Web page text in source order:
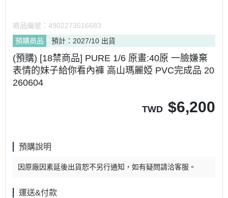
商品編號： 4902273516683
預購商品
預計：2027/10 出貨
(預購) [18禁商品] PURE 1/6 原畫:40原 一臉嫌棄
表情的妹子給你看內褲 高山瑪麗婭 PVC完成品 20
260604
TWD $6,200
預購說明
因原廠因素延後出貨恕不另行通知，如有疑問請洽客服。
運送&付款